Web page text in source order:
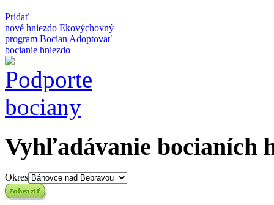
Pridať
nové hniezdo Ekovýchovný
program Bocian Adoptovať
bocianie hniezdo
Vyhľadávanie bocianích
Okres